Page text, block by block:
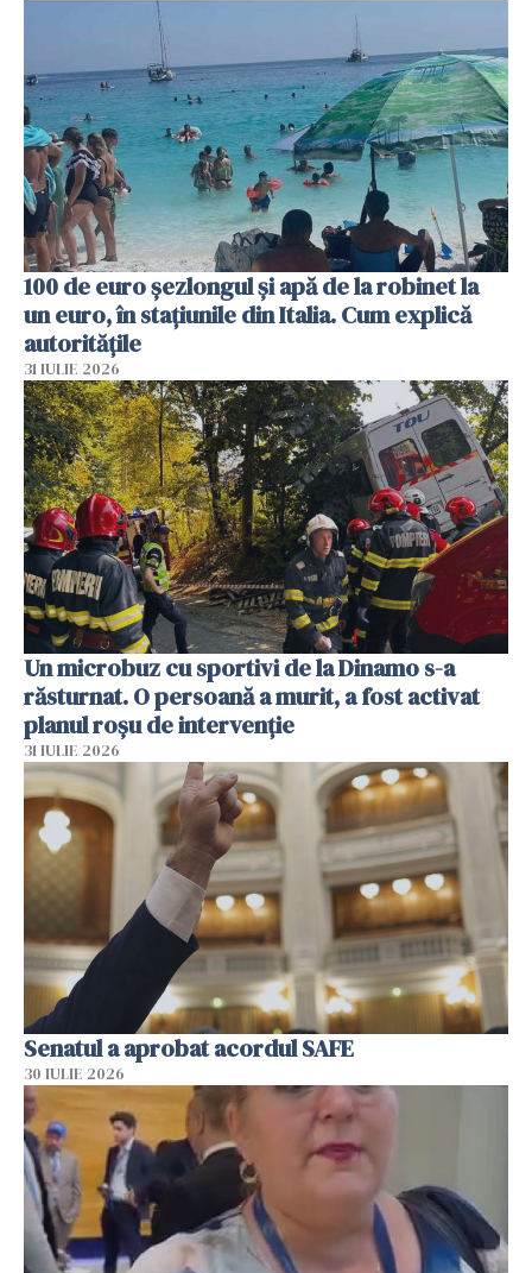
100 de euro șezlongul și apă de la robinet la
un euro, în stațiunile din Italia. Cum explică
autoritățile
31 IULIE 2026
Un microbuz cu sportivi de la Dinamo s-a
răsturnat. O persoană a murit, a fost activat
planul roșu de intervenție
31 IULIE 2026
Senatul a aprobat acordul SAFE
30 IULIE 2026